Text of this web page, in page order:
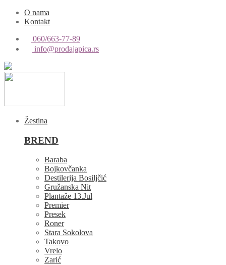
O nama
Kontakt
060/663-77-89
info@prodajapica.rs
Žestina
BREND
Baraba
Bojkovčanka
Destilerija Bosiljčić
Gružanska Nit
Plantaže 13.Jul
Premier
Presek
Roner
Stara Sokolova
Takovo
Vrelo
Zarić